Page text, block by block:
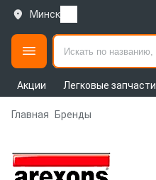
Минск
Акции Легковые запчасти
Главная Бренды